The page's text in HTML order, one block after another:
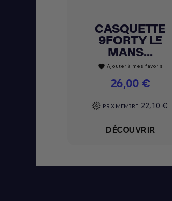
Achat express
CASQUETTE
9FORTY LE
MANS...
favorite Ajouter à mes favoris
Prix
26,00 €
PRIX MEMBRE 22,10 €
DÉCOUVRIR